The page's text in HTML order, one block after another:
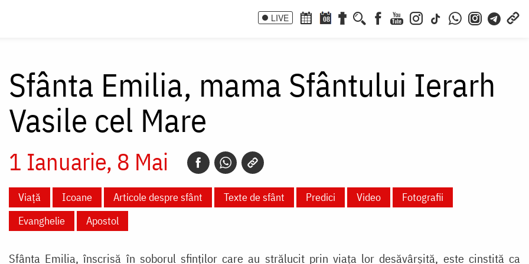
LIVE 08
Sfânta Emilia, mama Sfântului Ierarh
Vasile cel Mare
1 Ianuarie 8 Mai
Viață Icoane Articole despre sfânt Texte de sfânt Predici Video
Fotografii
Evanghelie
Apostol
Sfânta Emilia, înscrisă în soborul sfinților care au strălucit prin viața lor desăvârșită, este cinstită ca